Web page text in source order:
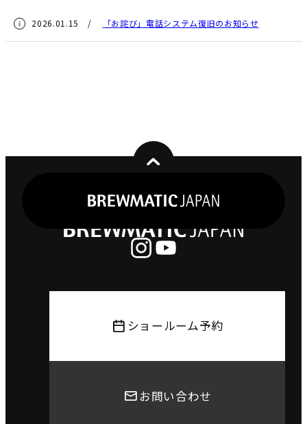
2026.01.15 / 「お詫び」電話システム復旧のお知らせ
ショールーム予約
お問い合わせ